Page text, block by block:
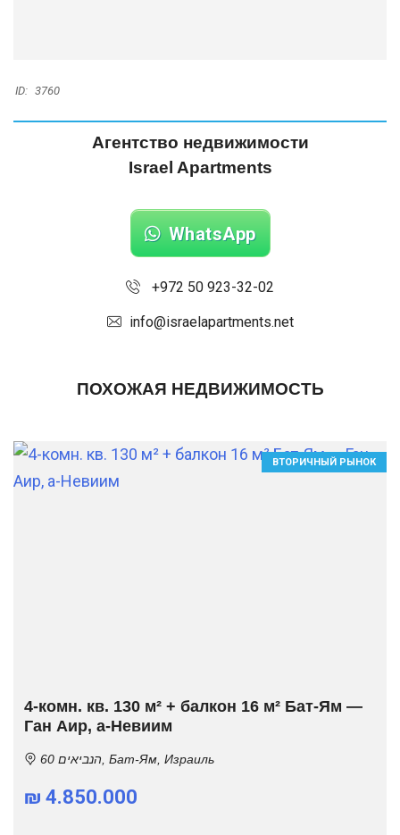
ID: 3760
Агентство недвижимости
Israel Apartments
WhatsApp
+972 50 923-32-02
info@israelapartments.net
ПОХОЖАЯ НЕДВИЖИМОСТЬ
ВТОРИЧНЫЙ РЫНОК
4-комн. кв. 130 м² + балкон 16 м² Бат-Ям —
Ган Аир, а-Невиим
הנביאים 60, Бат-Ям, Израиль
₪ 4.850.000